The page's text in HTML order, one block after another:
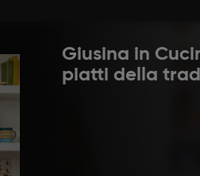
Giusina in
piatti della